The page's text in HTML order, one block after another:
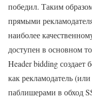
победил. Таким
прямыми
наиболее
доступен в основном
Header bidding создает
как рекламодатель
паблишерами в обход